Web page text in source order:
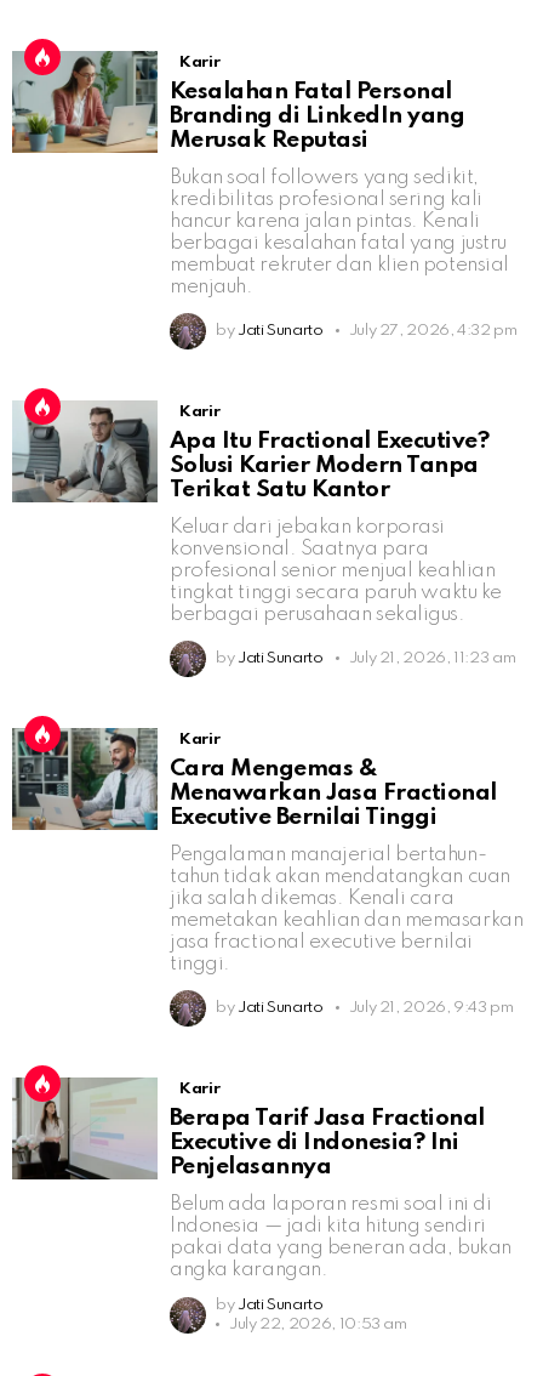
Karir
Kesalahan Fatal Personal
Branding di LinkedIn yang
Merusak Reputasi
Bukan soal followers yang sedikit,
kredibilitas profesional sering kali
hancur karena jalan pintas. Kenali
berbagai kesalahan fatal yang justru
membuat rekruter dan klien potensial
menjauh.
by Jati Sunarto July 27, 2026, 4:32 pm
Karir
Apa Itu Fractional Executive?
Solusi Karier Modern Tanpa
Terikat Satu Kantor
Keluar dari jebakan korporasi
konvensional. Saatnya para
profesional senior menjual keahlian
tingkat tinggi secara paruh waktu ke
berbagai perusahaan sekaligus.
by Jati Sunarto July 21, 2026, 11:23 am
Karir
Cara Mengemas &
Menawarkan Jasa Fractional
Executive Bernilai Tinggi
Pengalaman manajerial bertahun-
tahun tidak akan mendatangkan cuan
jika salah dikemas. Kenali cara
memetakan keahlian dan memasarkan
jasa fractional executive bernilai
tinggi.
by Jati Sunarto July 21, 2026, 9:43 pm
Karir
Berapa Tarif Jasa Fractional
Executive di Indonesia? Ini
Penjelasannya
Belum ada laporan resmi soal ini di
Indonesia — jadi kita hitung sendiri
pakai data yang beneran ada, bukan
angka karangan.
by Jati Sunarto
July 22, 2026, 10:53 am